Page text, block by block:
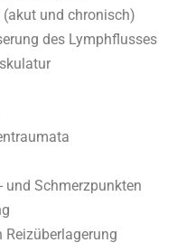
und chronisch)
des Lymphflusses
und Schmerzpunkten